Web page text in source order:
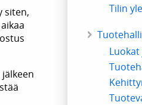
siten,
Tilin